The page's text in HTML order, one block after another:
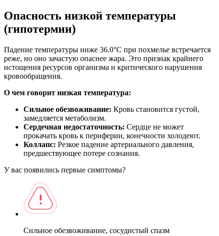
Опасность низкой температуры
(гипотермии)
Падение температуры ниже 36.0°C при похмелье встречается
реже, но оно зачастую опаснее жара. Это признак крайнего
истощения ресурсов организма и критического нарушения
кровообращения.
О чем говорит низкая температура:
Сильное обезвоживание: Кровь становится густой,
замедляется метаболизм.
Сердечная недостаточность: Сердце не может
прокачать кровь к периферии, конечности холодеют.
Коллапс: Резкое падение артериального давления,
предшествующее потере сознания.
У вас появились первые симптомы?
Сильное обезвоживание, сосудистый спазм